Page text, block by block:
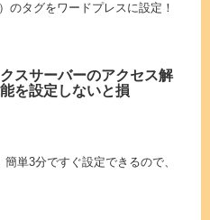
のタグをワードプレスに設定！
スサーバーのアクセス解
を設定しないと損
単3分ですぐ設定できるので、